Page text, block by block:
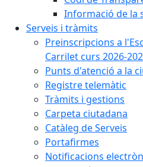
Informació de la
Serveis i tràmits
Preinscripcions a
Carrilet curs 2026-
Punts d'atenció a la
Registre telemàtic
Tràmits i gestions
Carpeta ciutadana
Catàleg de Serveis
Portafirmes
Notificacions